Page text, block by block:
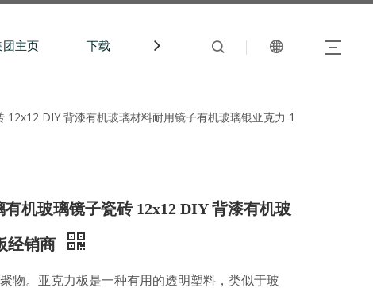
团主页 下载 中文站
DIY 背漆有机玻璃材料耐用镜​​子有机玻璃银亚克力 1
机玻璃镜子瓷砖 12x12 DIY 背漆有机玻
经销商
物。亚克力板是一种有用的透明塑料，类似于玻